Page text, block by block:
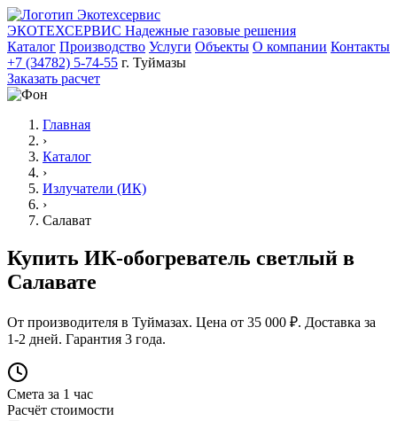
ЭКОТЕХСЕРВИС Надежные газовые решения
Каталог Производство Услуги Объекты О компании Контакты
+7 (34782) 5-74-55 г. Туймазы
Заказать расчет
Главная
›
Каталог
›
Излучатели (ИК)
›
Салават
Купить ИК-обогреватель светлый в
Салавате
От производителя в Туймазах. Цена от 35 000 ₽. Доставка за
1-2 дней. Гарантия 3 года.
Смета за 1 час
Расчёт стоимости